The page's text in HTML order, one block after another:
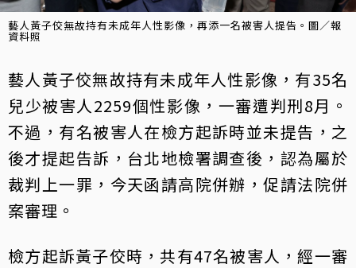
藝人黃子佼無故持有未成年人性影像，再添一名被害人提告。圖／報
資料照
藝人黃子佼無故持有未成年人性影像，有35名
兒少被害人2259個性影像，一審遭判刑8月。
不過，有名被害人在檢方起訴時並未提告，之
後才提起告訴，台北地檢署調查後，認為屬於
裁判上一罪，今天函請高院併辦，促請法院併
案審理。
檢方起訴黃子佼時，共有47名被害人，經一審